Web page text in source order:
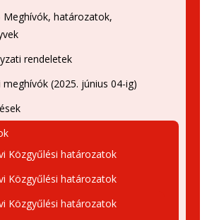
határozatok,
rendeletek
meghívók (2025. június 04-ig)
Közgyűlési határozatok
Közgyűlési határozatok
Közgyűlési határozatok